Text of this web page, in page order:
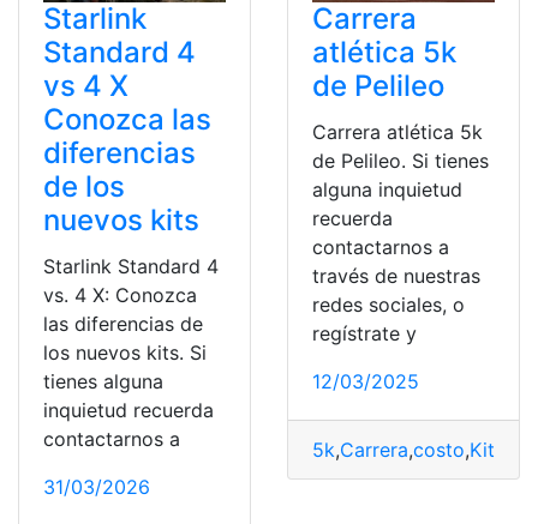
Starlink
Standard 4
vs 4 X
Conozca las
diferencias
de los
nuevos kits
Starlink Standard 4
vs. 4 X: Conozca
las diferencias de
los nuevos kits. Si
tienes alguna
inquietud recuerda
contactarnos a
31/03/2026
Carrera
atlética 5k
de Pelileo
Carrera atlética 5k
de Pelileo. Si tienes
alguna inquietud
recuerda
contactarnos a
través de nuestras
redes sociales, o
regístrate y
12/03/2025
5k,Carrera,costo,Kits